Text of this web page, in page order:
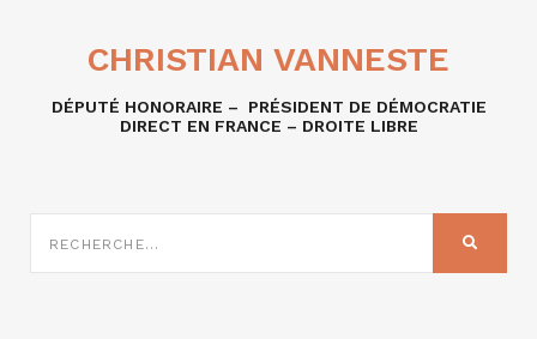
CHRISTIAN VANNESTE
DÉPUTÉ HONORAIRE – PRÉSIDENT DE DÉMOCRATIE
DIRECT EN FRANCE – DROITE LIBRE
SUR